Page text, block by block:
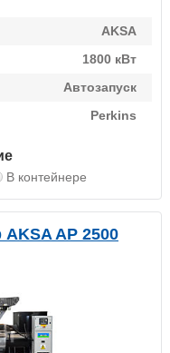
AKSA
1800 кВт
Автозапуск
Perkins
В контейнере
AP 2500